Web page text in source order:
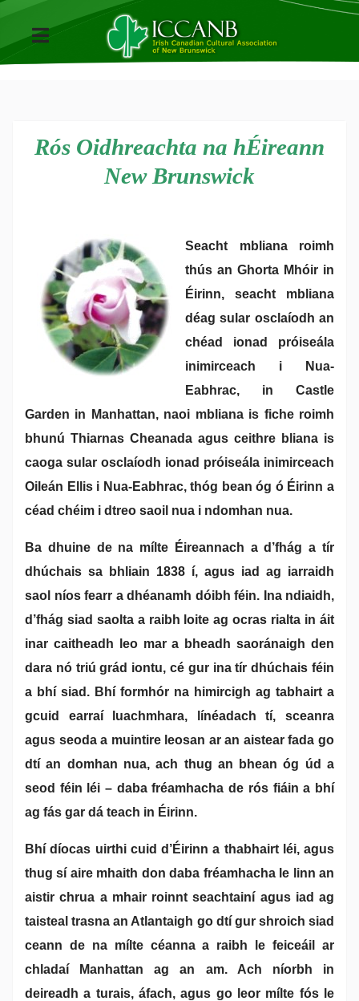
Rós Oidhreachta na hÉireann
New Brunswick
Seacht mbliana roimh
thús an Ghorta Mhóir in
Éirinn, seacht mbliana
déag sular osclaíodh an
chéad ionad próiseála
inimirceach i Nua-
Eabhrac, in Castle
Garden in Manhattan, naoi mbliana is fiche roimh
bhunú Thiarnas Cheanada agus ceithre bliana is
caoga sular osclaíodh ionad próiseála inimirceach
Oileán Ellis i Nua-Eabhrac, thóg bean óg ó Éirinn a
céad chéim i dtreo saoil nua i ndomhan nua.
Ba dhuine de na mílte Éireannach a d’fhág a tír
dhúchais sa bhliain 1838 í, agus iad ag iarraidh
saol níos fearr a dhéanamh dóibh féin. Ina ndiaidh,
d’fhág siad saolta a raibh loite ag ocras rialta in áit
inar caitheadh leo mar a bheadh saoránaigh den
dara nó triú grád iontu, cé gur ina tír dhúchais féin
a bhí siad. Bhí formhór na himircigh ag tabhairt a
gcuid earraí luachmhara, línéadach tí, sceanra
agus seoda a muintire leosan ar an aistear fada go
dtí an domhan nua, ach thug an bhean óg úd a
seod féin léi – daba fréamhacha de rós fiáin a bhí
ag fás gar dá teach in Éirinn.
Bhí díocas uirthi cuid d’Éirinn a thabhairt léi, agus
thug sí aire mhaith don daba fréamhacha le linn an
aistir chrua a mhair roinnt seachtainí agus iad ag
taisteal trasna an Atlantaigh go dtí gur shroich siad
ceann de na mílte céanna a raibh le feiceáil ar
chladaí Manhattan ag an am. Ach níorbh in
deireadh a turais, áfach, agus go leor mílte fós le